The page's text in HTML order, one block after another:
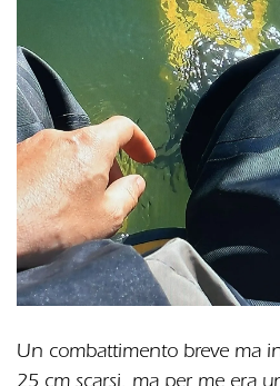
Un combattimento breve ma
25 cm scarsi, ma per me era